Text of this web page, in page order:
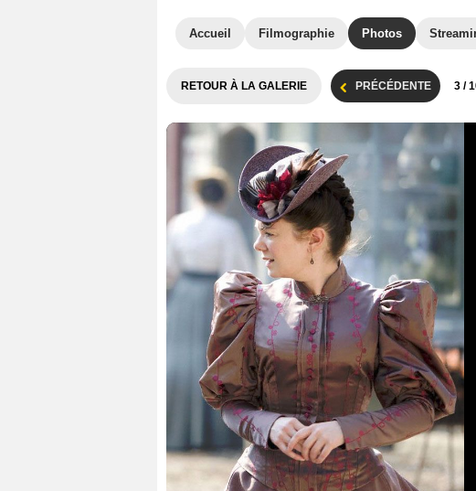
Accueil Filmographie Photos
RETOUR À LA GALERIE PRÉCÉDENTE 3 /